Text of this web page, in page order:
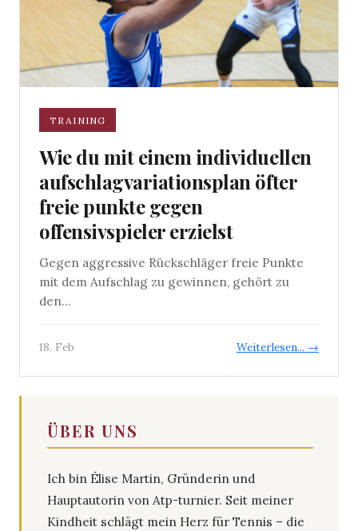
TRAINING
Wie du mit einem individuellen
aufschlagvariationsplan öfter
freie punkte gegen
offensivspieler erzielst
Gegen aggressive Rückschläger freie Punkte
mit dem Aufschlag zu gewinnen, gehört zu
den...
18. Feb Weiterlesen... →
ÜBER UNS
Ich bin Élise Martin, Gründerin und
Hauptautorin von Atp-turnier. Seit meiner
Kindheit schlägt mein Herz für Tennis – die